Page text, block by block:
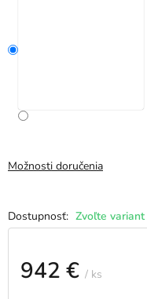
Zvoľte variant
Možnosti doručenia
942 € / ks